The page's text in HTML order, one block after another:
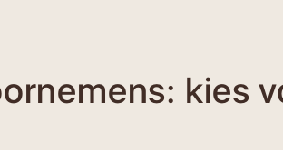
kies